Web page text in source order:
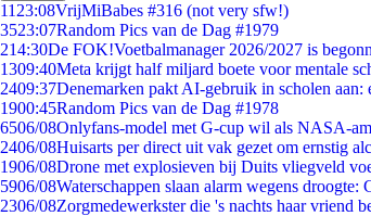
11 23:08VrijMiBabes #316 (not very sfw!)
3523:07Random Pics van de Dag #1979
214:30De FOK!Voetbalmanager 2026/2027 is
1309:40Meta krijgt half miljard boete voor mentale
2409:37Denemarken pakt AI-gebruik in scholen aan:
1900:45Random Pics van de Dag #1978
6506/08Onlyfans-model met G-cup wil als NASA-
2406/08Huisarts per direct uit vak gezet om ernstig
1906/08Drone met explosieven bij Duits vliegveld
5906/08Waterschappen slaan alarm wegens droogte:
2306/08Zorgmedewerkster die 's nachts haar vriend